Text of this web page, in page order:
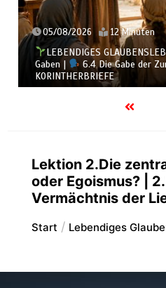
05/08/2026 12 Minuten
LEBENDIGES
Gaben |
6.4 Die Gabe der
KORINTHERBRIEFE
Lektion 2.Die
oder Egoismus? |
Vermächtnis der
Start Lebendiges